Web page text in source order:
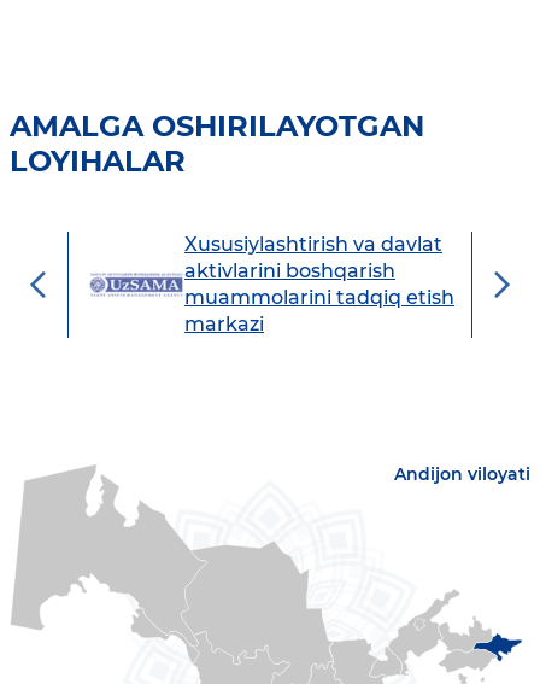
AMALGA OSHIRILAYOTGAN
LOYIHALAR
Xususiylashtirish va davlat
aktivlarini boshqarish
muammolarini tadqiq etish
markazi
Andijon viloyati